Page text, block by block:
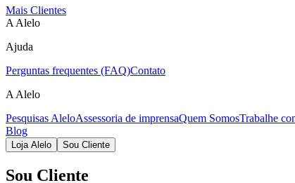
Mais Clientes
A Alelo
Ajuda
Perguntas frequentes (FAQ)Contato
A Alelo
Pesquisas AleloAssessoria de imprensaQuem SomosTrabalhe
Blog
Loja Alelo Sou Cliente
Sou Cliente